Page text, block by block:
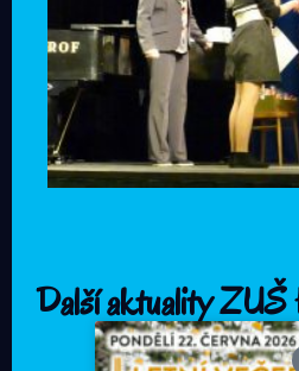
Další aktuality